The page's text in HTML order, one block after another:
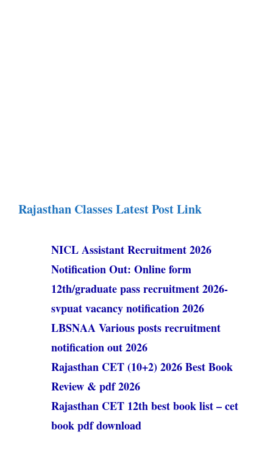
Rajasthan Classes Latest Post Link
NICL Assistant Recruitment 2026
Notification Out: Online form
12th/graduate pass recruitment 2026-
svpuat vacancy notification 2026
LBSNAA Various posts recruitment
notification out 2026
Rajasthan CET (10+2) 2026 Best Book
Review & pdf 2026
Rajasthan CET 12th best book list – cet
book pdf download